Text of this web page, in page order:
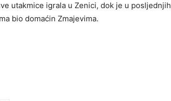
utakmice igrala u Zenici, dok je u posljednjih
bio domaćin Zmajevima.